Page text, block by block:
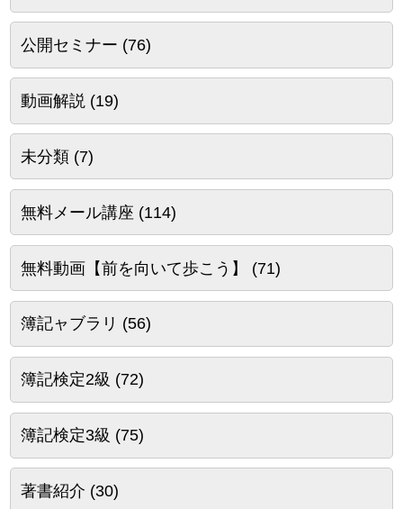
公開セミナー (76)
動画解説 (19)
未分類(7)
無料メール講座 (114)
無料動画【前を向いて歩こう】 (71)
簿記ャブラリ (56)
簿記検定2級 (72)
簿記検定3級 (75)
著書紹介 (30)